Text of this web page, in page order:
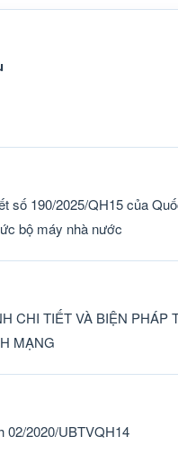
số 190/2025/QH15 của
bộ máy nhà nước
CHI TIẾT VÀ BIỆN PHÁP
MẠNG
02/2020/UBTVQH14